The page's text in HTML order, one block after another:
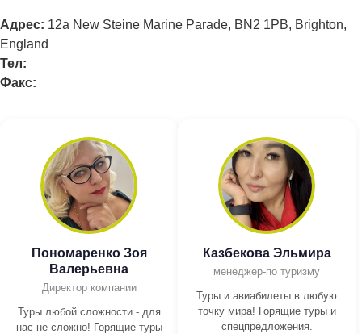
Адрес: 12a New Steine Marine Parade, BN2 1PB, Brighton,
England
Тел:
Факс:
Пономаренко Зоя
Валерьевна
Директор компании
Туры любой сложности - для
нас не сложно! Горящие туры
Казбекова Эльмира
менеджер-по туризму
Туры и авиабилеты в любую
точку мира! Горящие туры и
спецпредложения.